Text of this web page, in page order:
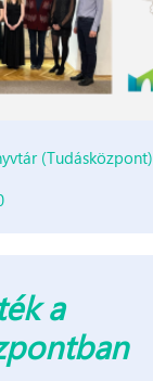
(Tudásközpont)
a